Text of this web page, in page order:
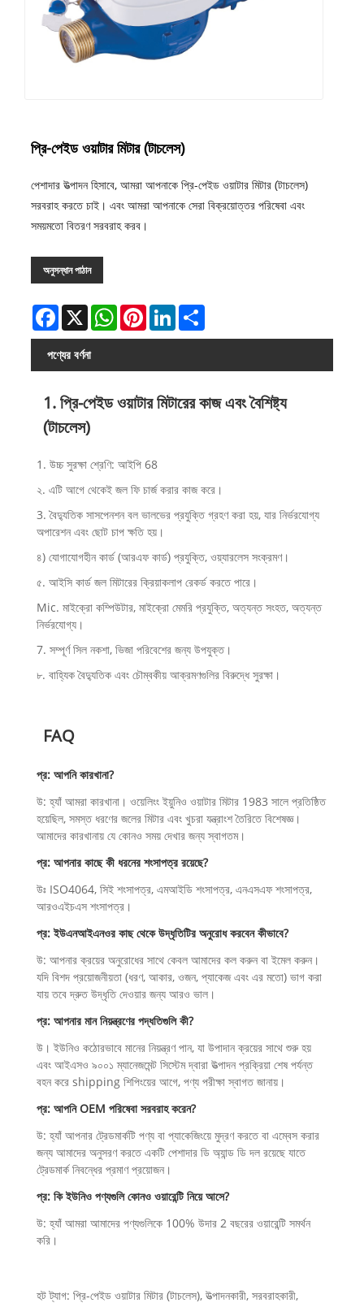
প্রি-পেইড ওয়াটার মিটার (টাচলেস)
পেশাদার উত্পাদন হিসাবে, আমরা আপনাকে প্রি-পেইড ওয়াটার মিটার (টাচলেস)
সরবরাহ করতে চাই। এবং আমরা আপনাকে সেরা বিক্রয়োত্তর পরিষেবা এবং
সময়মতো বিতরণ সরবরাহ করব।
অনুসন্ধান পাঠান
Facebook
X WhatsAppPinterestLinkedInShare
পণ্যের বর্ণনা
1. প্রি-পেইড ওয়াটার মিটারের কাজ এবং বৈশিষ্ট্য
(টাচলেস)
1. উচ্চ সুরক্ষা শ্রেণি: আইপি 68
২. এটি আগে থেকেই জল ফি চার্জ করার কাজ করে।
3. বৈদ্যুতিক সাসপেনশন বল ভালভের প্রযুক্তি গ্রহণ করা হয়, যার নির্ভরযোগ্য
অপারেশন এবং ছোট চাপ ক্ষতি হয়।
৪) যোগাযোগহীন কার্ড (আরএফ কার্ড) প্রযুক্তি, ওয়্যারলেস সংক্রমণ।
৫. আইসি কার্ড জল মিটারের ক্রিয়াকলাপ রেকর্ড করতে পারে।
Mic. মাইক্রো কম্পিউটার, মাইক্রো মেমরি প্রযুক্তি, অত্যন্ত সংহত, অত্যন্ত
নির্ভরযোগ্য।
7. সম্পূর্ণ সিল নকশা, ভিজা পরিবেশের জন্য উপযুক্ত।
৮. বাহ্যিক বৈদ্যুতিক এবং চৌম্বকীয় আক্রমণগুলির বিরুদ্ধে সুরক্ষা।
FAQ
প্র: আপনি কারখানা?
উ: হ্যাঁ আমরা কারখানা। ওয়েলিংং ইয়ুনিও ওয়াটার মিটার 1983 সালে প্রতিষ্ঠিত
হয়েছিল, সমস্ত ধরণের জলের মিটার এবং খুচরা যন্ত্রাংশ তৈরিতে বিশেষজ্ঞ।
আমাদের কারখানায় যে কোনও সময় দেখার জন্য স্বাগতম।
প্র: আপনার কাছে কী ধরনের শংসাপত্র রয়েছে?
উঃ ISO4064, সিই শংসাপত্র, এমআইডি শংসাপত্র, এনএসএফ শংসাপত্র,
আরওএইচএস শংসাপত্র।
প্র: ইউএনআইএনওর কাছ থেকে উদ্ধৃতিটির অনুরোধ করবেন কীভাবে?
উ: আপনার ক্রয়ের অনুরোধের সাথে কেবল আমাদের কল করুন বা ইমেল করুন।
যদি বিশদ প্রয়োজনীয়তা (ধরণ, আকার, ওজন, প্যাকেজ এবং এর মতো) ভাগ করা
যায় তবে দ্রুত উদ্ধৃতি দেওয়ার জন্য আরও ভাল।
প্র: আপনার মান নিয়ন্ত্রণের পদ্ধতিগুলি কী?
উ। ইউনিও কঠোরভাবে মানের নিয়ন্ত্রণ পান, যা উপাদান ক্রয়ের সাথে শুরু হয়
এবং আইএসও ৯০০১ ম্যানেজমেন্ট সিস্টেম দ্বারা উত্পাদন প্রক্রিয়া শেষ পর্যন্ত
বহন করে shipping শিপিংয়ের আগে, পণ্য পরীক্ষা স্বাগত জানায়।
প্র: আপনি OEM পরিষেবা সরবরাহ করেন?
উ: হ্যাঁ আপনার ট্রেডমার্কটি পণ্য বা প্যাকেজিংয়ে মুদ্রণ করতে বা এম্বেস করার
জন্য আমাদের অনুসরণ করতে একটি পেশাদার ডি অ্যান্ড ডি দল রয়েছে যাতে
ট্রেডমার্ক নিবন্ধের প্রমাণ প্রয়োজন।
প্র: কি ইউনিও পণ্যগুলি কোনও ওয়ারেন্টি নিয়ে আসে?
উ: হ্যাঁ আমরা আমাদের পণ্যগুলিকে 100% উদার 2 বছরের ওয়ারেন্টি সমর্থন
করি।
হট ট্যাগ: প্রি-পেইড ওয়াটার মিটার (টাচলেস), উত্পাদনকারী, সরবরাহকারী,